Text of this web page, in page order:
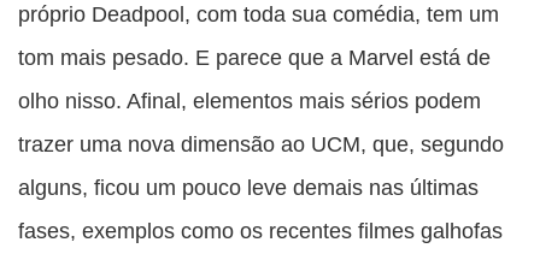
próprio Deadpool, com toda sua comédia, tem um
tom mais pesado. E parece que a Marvel está de
olho nisso. Afinal, elementos mais sérios podem
trazer uma nova dimensão ao UCM, que, segundo
alguns, ficou um pouco leve demais nas últimas
fases, exemplos como os recentes filmes galhofas